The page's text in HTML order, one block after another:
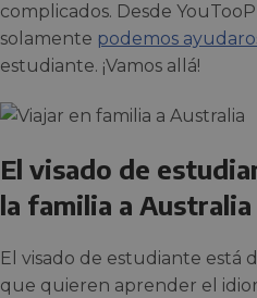
complicados. Desde
solamente podemos
estudiante. ¡Vamos allá!
El visado de
la familia a Australia
El visado de estudiante está
que quieren aprender el